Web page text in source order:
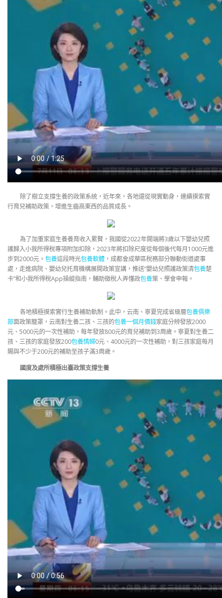
除了樹立支撐生養的政策系統，近年來，各地還從現實動身，連續摸索實
行育兒補助政策，增進生齒高東西的品質成長。
為了加重家庭生養養育收入累贅，我國從2022年開端將3歲以下嬰幼兒照
護歸入小我所得稅專項附加扣除，2023年將扣除尺度從每個後代每月1000元進
步到2000元。 包養這段時光包養軟體 ，成都會成華區稅務部分聯動街道處事
處，走進病院、嬰幼兒托育機構展開政策宣講，推送“嬰幼兒照護政策清包養楚
卡”和小我所得稅App操縱指南，輔助徵稅人弄懂政包養策、學會申報。
各地積極摸索實行生養補助軌制。此中，云南、寧夏完成省級層包養俱樂
部面政策籠罩，云南對生養二孩、三孩的包養一個月價錢家庭分辨發放2000
元、5000元的一次性補助，每年發放800元的育兒補助到3周歲。寧夏對生養二
孩、三孩的家庭發放200包養情婦0元、4000元的一次性補助，對三孩家庭每月
賜與不少于200元的補助至孩子滿3周歲。
國度及處所積極出臺政策支撐生養